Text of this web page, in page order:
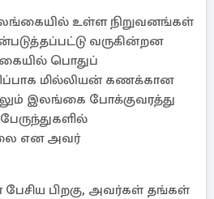
உள்ள நிறுவனங்கள்
வருகின்றன
பொதுப்
மில்லியன் கணக்கான
இலங்கை போக்குவரத்து
என அவர்
பிறகு, அவர்கள் தங்கள்